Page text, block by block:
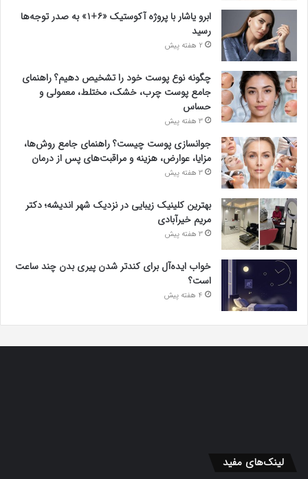
ابرو یاشار با پروژه آکوستیک «۶+۱» به صدر توجه‌ها
رسید
2 هفته پیش
چگونه نوع پوست خود را تشخیص دهیم؟ راهنمای
جامع پوست چرب، خشک، مختلط، معمولی و
حساس
3 هفته پیش
جوانسازی پوست چیست؟ راهنمای جامع روش‌ها،
مزایا، عوارض، هزینه و مراقبت‌های پس از درمان
3 هفته پیش
بهترین کلینیک زیبایی در نزدیک شهر اندیشه؛ دکتر
مریم خیرآبادی
3 هفته پیش
خواب ایده‌آل برای کندتر شدن پیری بدن چند ساعت
است؟
4 هفته پیش
لینک‌های مفید